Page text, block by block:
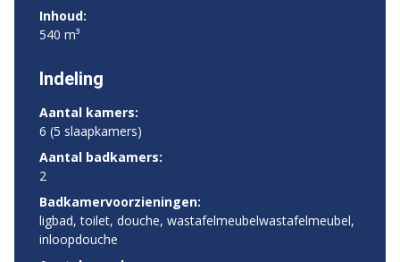
Inhoud:
540 m³
Indeling
Aantal kamers:
6 (5 slaapkamers)
Aantal badkamers:
2
Badkamervoorzieningen:
ligbad, toilet, douche, wastafelmeubelwastafelmeubel,
inloopdouche